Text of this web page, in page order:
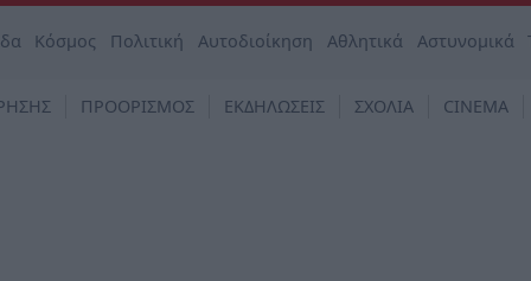
Κόσμος Πολιτική Αυτοδιοίκηση Αθλητικά Αστυνομικά
ΠΡΟΟΡΙΣΜΟΣ ΕΚΔΗΛΩΣΕΙΣ ΣΧΟΛΙΑ CINEMA